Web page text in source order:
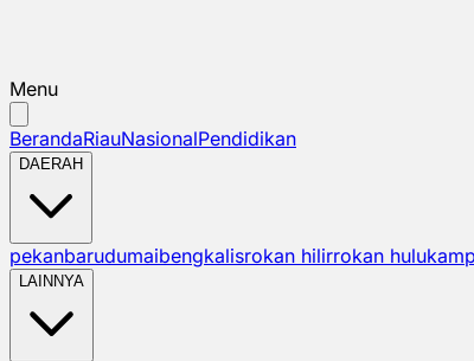
Menu
BerandaRiauNasionalPendidikan
DAERAH
pekanbarudumaibengkalisrokan hilirrokan hulu
LAINNYA